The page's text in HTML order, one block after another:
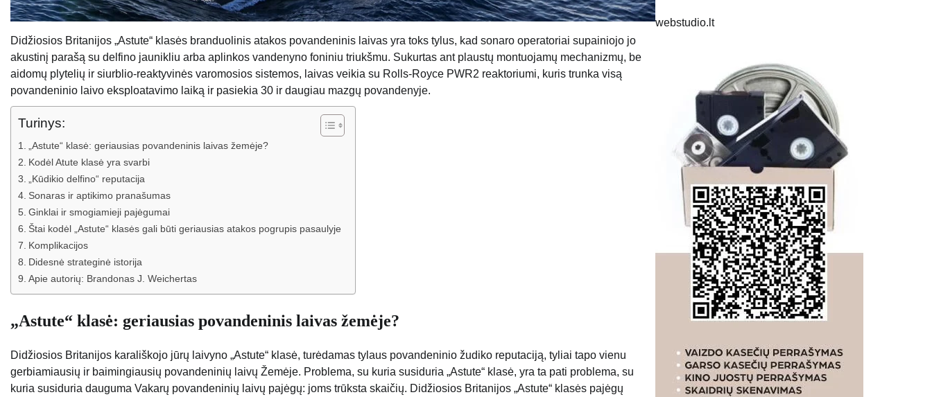
Didžiosios Britanijos „Astute“ klasės branduolinis atakos povandeninis laivas yra toks tylus, kad sonaro operatoriai supainiojo jo
akustinį parašą su delfino jaunikliu arba aplinkos vandenyno foniniu triukšmu. Sukurtas ant plaustų montuojamų mechanizmų, be
aidomų plytelių ir siurblio-reaktyvinės varomosios sistemos, laivas veikia su Rolls-Royce PWR2 reaktoriumi, kuris trunka visą
povandeninio laivo eksploatavimo laiką ir pasiekia 30 ir daugiau mazgų povandenyje.
Turinys:
„Astute“ klasė: geriausias povandeninis laivas žemėje?
Kodėl Atute klasė yra svarbi
„Kūdikio delfino“ reputacija
Sonaras ir aptikimo pranašumas
Ginklai ir smogiamieji pajėgumai
Štai kodėl „Astute“ klasės gali būti geriausias atakos pogrupis pasaulyje
Komplikacijos
Didesnė strateginė istorija
Apie autorių: Brandonas J. Weichertas
„Astute“ klasė: geriausias povandeninis laivas žemėje?
Didžiosios Britanijos karališkojo jūrų laivyno „Astute“ klasė, turėdamas tylaus povandeninio žudiko reputaciją, tyliai tapo vienu
gerbiamiausių ir baimingiausių povandeninių laivų Žemėje. Problema, su kuria susiduria „Astute“ klasė, yra ta pati problema, su
kuria susiduria dauguma Vakarų povandeninių laivų pajėgų: joms trūksta skaičių. Didžiosios Britanijos „Astute“ klasės pajėgų
webstudio.lt